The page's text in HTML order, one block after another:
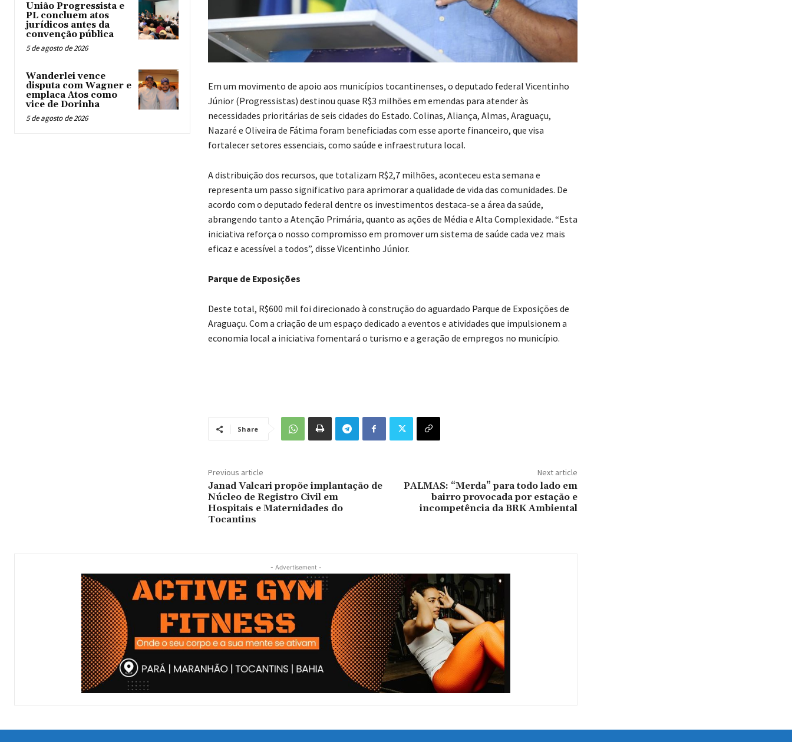
União Progressista e
PL concluem atos
jurídicos antes da
convenção pública
5 de agosto de 2026
Wanderlei vence
disputa com Wagner e
emplaca Atos como
vice de Dorinha
5 de agosto de 2026
Em um movimento de apoio aos municípios tocantinenses, o deputado federal Vicentinho
Júnior (Progressistas) destinou quase R$3 milhões em emendas para atender às
necessidades prioritárias de seis cidades do Estado. Colinas, Aliança, Almas, Araguaçu,
Nazaré e Oliveira de Fátima foram beneficiadas com esse aporte financeiro, que visa
fortalecer setores essenciais, como saúde e infraestrutura local.
A distribuição dos recursos, que totalizam R$2,7 milhões, aconteceu esta semana e
representa um passo significativo para aprimorar a qualidade de vida das comunidades. De
acordo com o deputado federal dentre os investimentos destaca-se a área da saúde,
abrangendo tanto a Atenção Primária, quanto as ações de Média e Alta Complexidade. “Esta
iniciativa reforça o nosso compromisso em promover um sistema de saúde cada vez mais
eficaz e acessível a todos”, disse Vicentinho Júnior.
Parque de Exposições
Deste total, R$600 mil foi direcionado à construção do aguardado Parque de Exposições de
Araguaçu. Com a criação de um espaço dedicado a eventos e atividades que impulsionem a
economia local a iniciativa fomentará o turismo e a geração de empregos no município.
Share
Previous article
Janad Valcari propõe implantação de
Núcleo de Registro Civil em
Hospitais e Maternidades do
Tocantins
Next article
PALMAS: “Merda” para todo lado em
bairro provocada por estação e
incompetência da BRK Ambiental
- Advertisement -